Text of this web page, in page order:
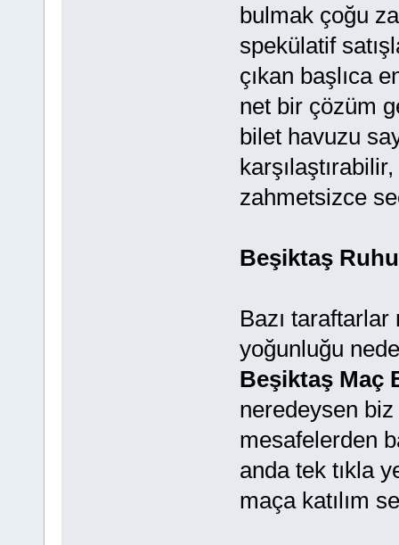
bulmak çoğu
spekülatif
çıkan başlıca
net bir çözüm
bilet havuzu
zahmetsizce
Beşiktaş
Bazı
yoğunluğu
Beşiktaş Maç
neredeysen biz
mesafelerden
anda tek tıkla
maça katılım